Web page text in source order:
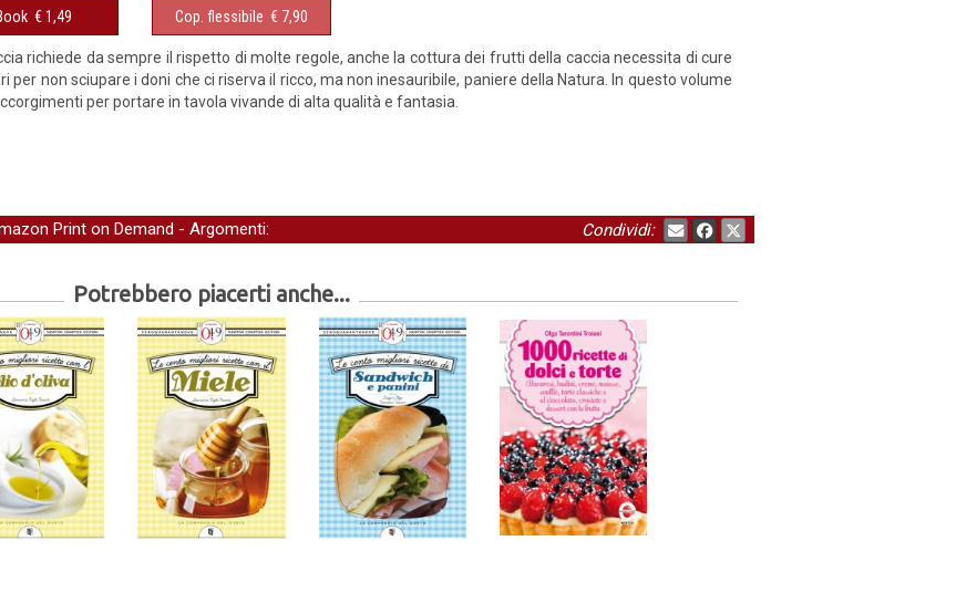
€ 1,49 Cop. flessibile € 7,90
richiede da sempre il rispetto di molte regole, anche la cottura dei frutti della caccia necessita di cure
per non sciupare i doni che ci riserva il ricco, ma non inesauribile, paniere della Natura. In questo volume
per portare in tavola vivande di alta qualità e fantasia.
Print on Demand - Argomenti: Condividi:
Potrebbero piacerti anche...